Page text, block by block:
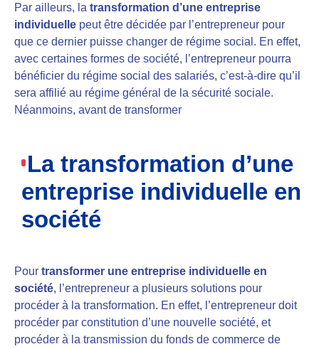
Par ailleurs, la transformation d’une entreprise
individuelle peut être décidée par l’entrepreneur pour
que ce dernier puisse changer de régime social. En effet,
avec certaines formes de société, l’entrepreneur pourra
bénéficier du régime social des salariés, c’est-à-dire qu’il
sera affilié au régime général de la sécurité sociale.
Néanmoins, avant de transformer
La transformation d’une
entreprise individuelle en
société
Pour transformer une entreprise individuelle en
société, l’entrepreneur a plusieurs solutions pour
procéder à la transformation. En effet, l’entrepreneur doit
procéder par constitution d’une nouvelle société, et
procéder à la transmission du fonds de commerce de